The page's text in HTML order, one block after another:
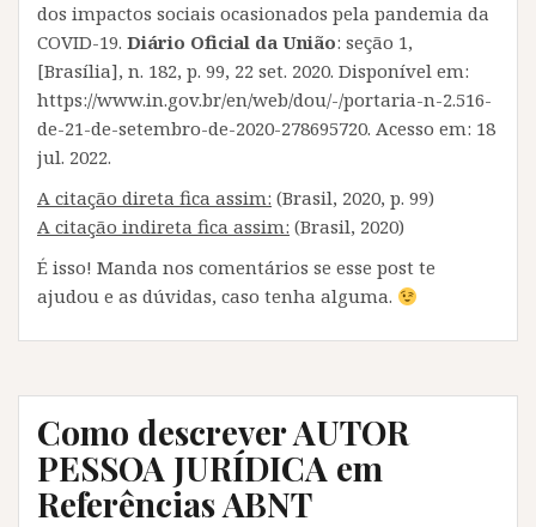
dos impactos sociais ocasionados pela pandemia da
COVID-19. Diário Oficial da União: seção 1,
[Brasília], n. 182, p. 99, 22 set. 2020. Disponível em:
https://www.in.gov.br/en/web/dou/-/portaria-n-2.516-
de-21-de-setembro-de-2020-278695720. Acesso em: 18
jul. 2022.
A citação direta fica assim: (Brasil, 2020, p. 99)
A citação indireta fica assim: (Brasil, 2020)
É isso! Manda nos comentários se esse post te
ajudou e as dúvidas, caso tenha alguma.
Como descrever AUTOR
PESSOA JURÍDICA em
Referências ABNT